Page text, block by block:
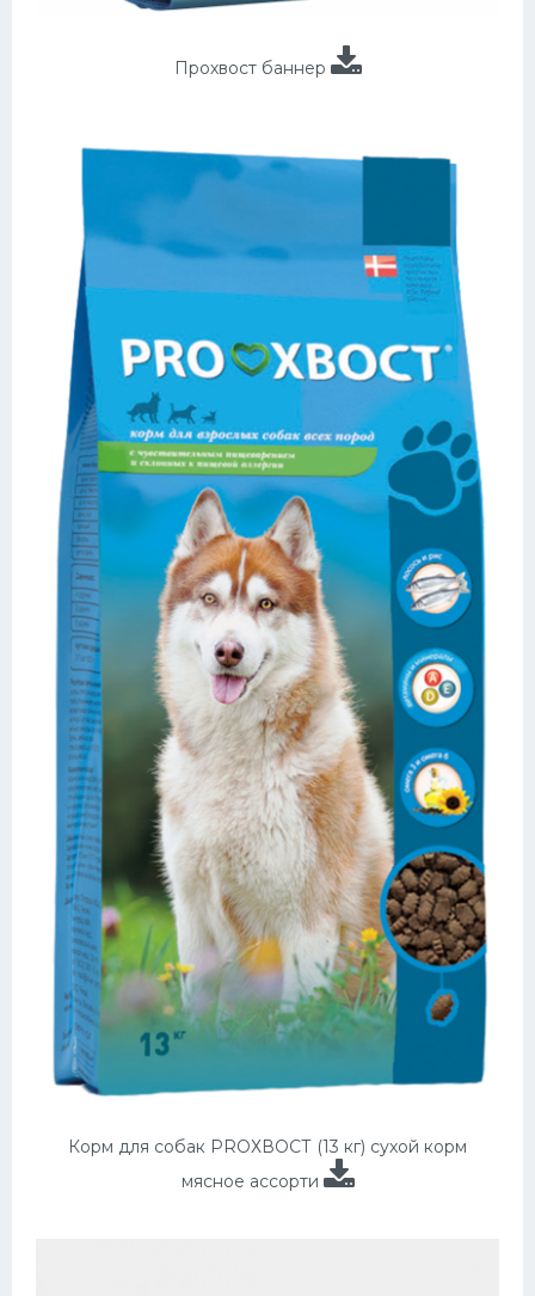
Прохвост баннер
Корм для собак PROХВОСТ (13 кг) сухой корм
мясное ассорти